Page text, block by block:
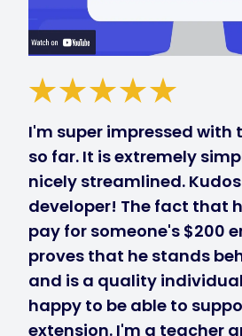
I'm super impressed with
so far. It is extremely
nicely streamlined.
developer! The fact that
pay for someone's $200
proves that he stands
and is a quality
happy to be able to
extension. I'm a teacher